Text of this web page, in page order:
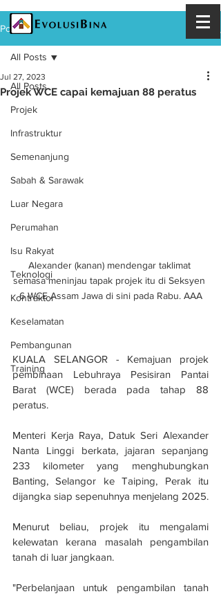
Post
All Posts
Projek
Infrastruktur
Semenanjung
Sabah & Sarawak
Luar Negara
Perumahan
Isu Rakyat
Teknologi
Kontraktor
Keselamatan
Pembangunan
Training
All Posts
Projek WCE capai kemajuan 88 peratus
Jul 27, 2023
Alexander (kanan) mendengar taklimat
semasa meninjau tapak projek itu di Seksyen
6 WCE Assam Jawa di sini pada Rabu. AAA
KUALA SELANGOR - Kemajuan projek
pembinaan Lebuhraya Pesisiran Pantai
Barat (WCE) berada pada tahap 88
peratus.
Menteri Kerja Raya, Datuk Seri Alexander
Nanta Linggi berkata, jajaran sepanjang
233 kilometer yang menghubungkan
Banting, Selangor ke Taiping, Perak itu
dijangka siap sepenuhnya menjelang 2025.
Menurut beliau, projek itu mengalami
kelewatan kerana masalah pengambilan
tanah di luar jangkaan.
"Perbelanjaan untuk pengambilan tanah